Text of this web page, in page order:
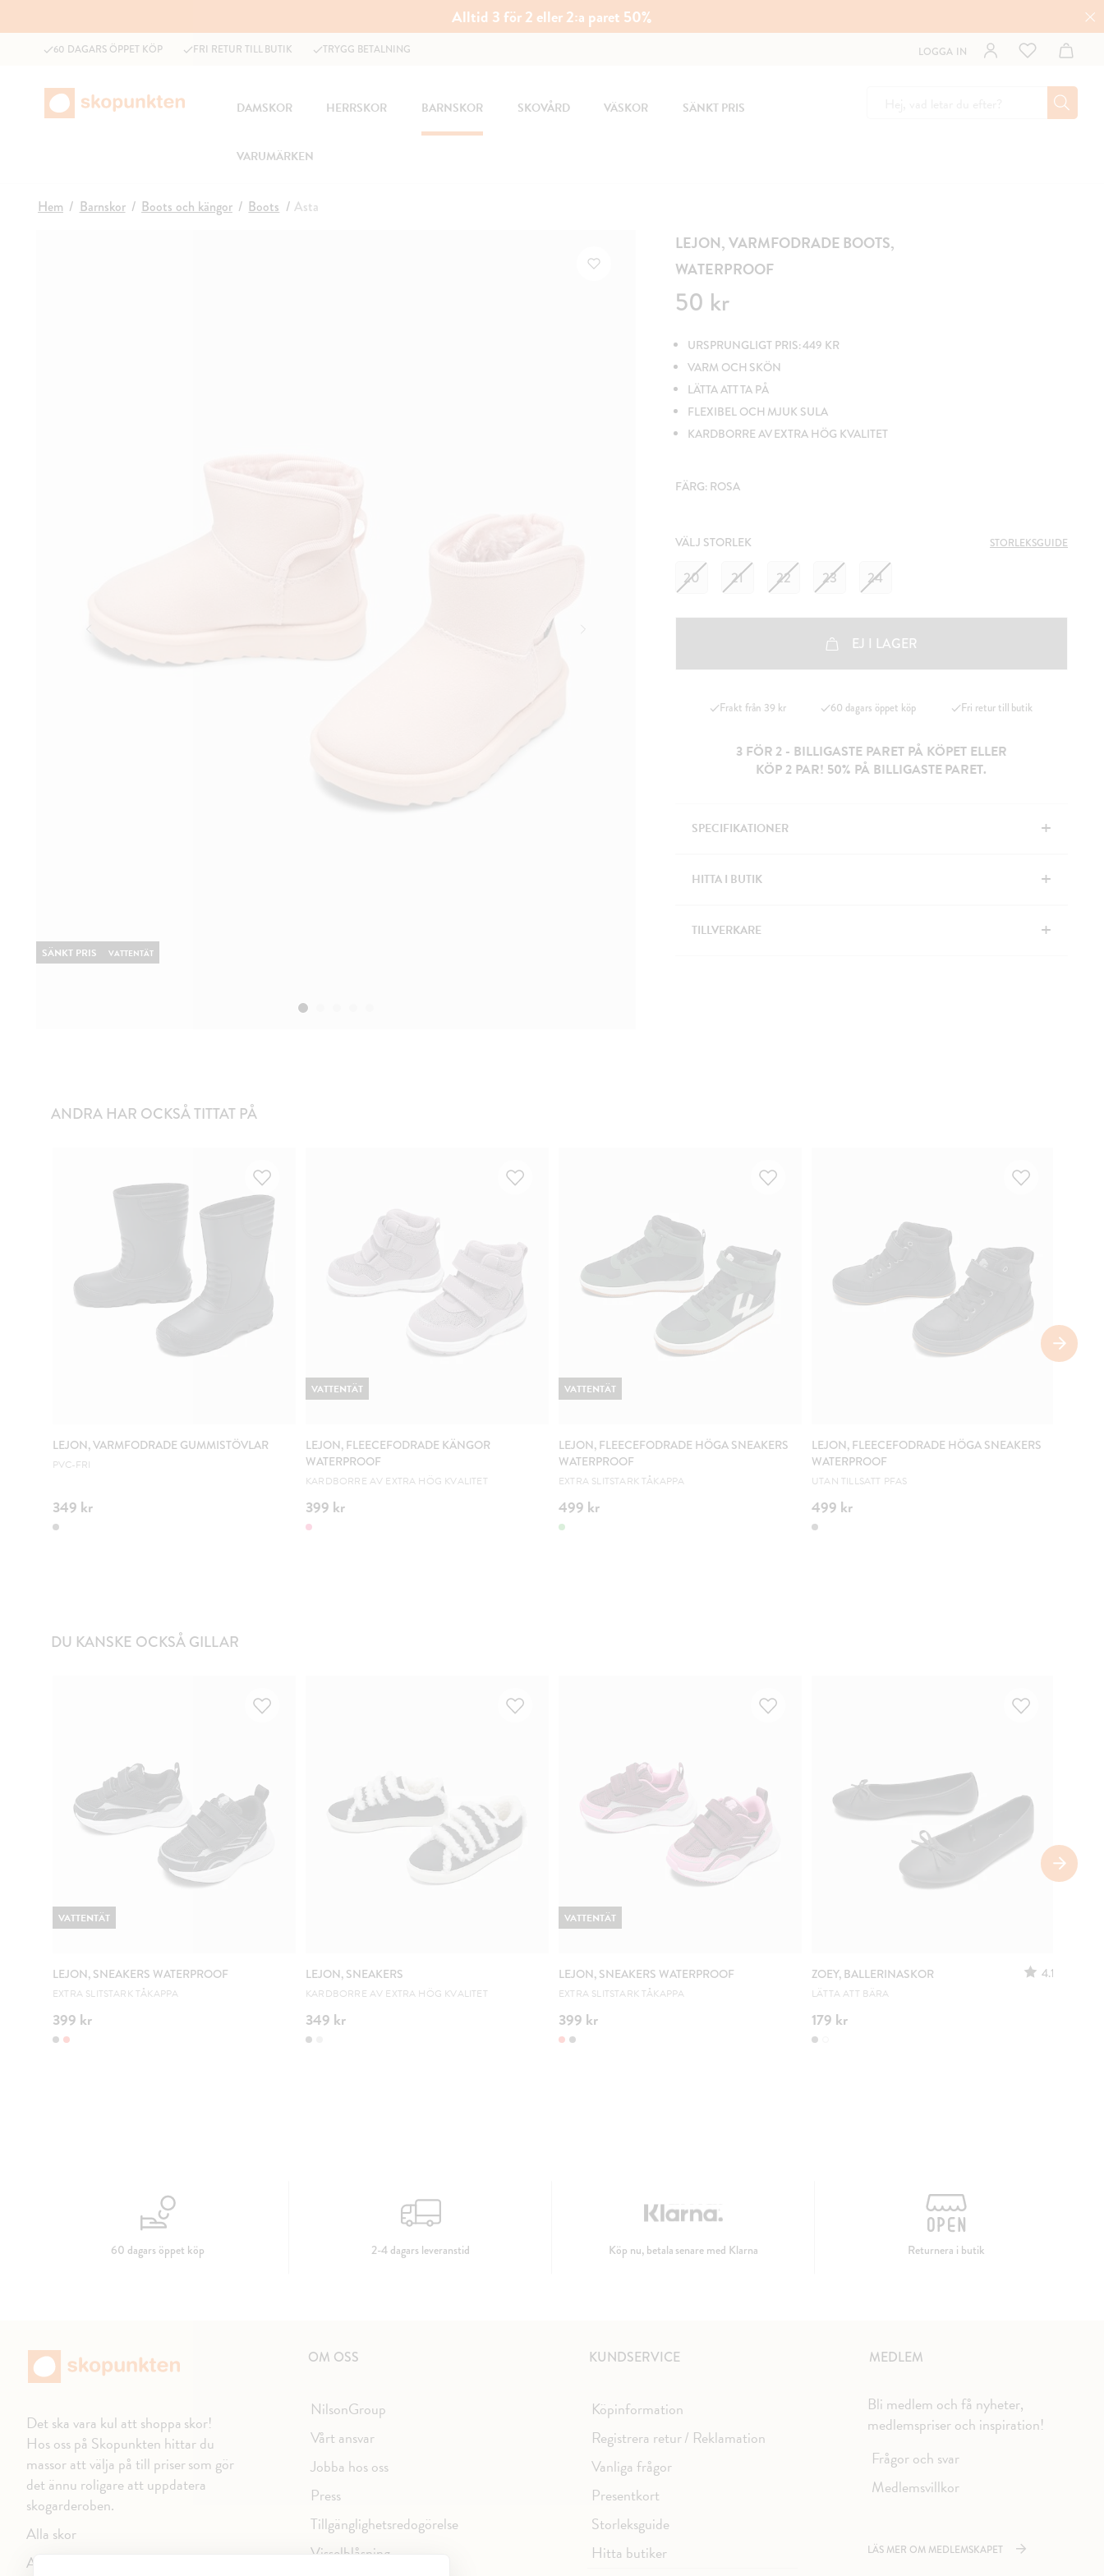
Alltid 3 för 2 eller 2:a paret 50%
60 DAGARS ÖPPET KÖP FRI RETUR TILL BUTIK TRYGG BETALNING LOGGA IN
DAMSKOR HERRSKOR BARNSKOR SKOVÅRD VÄSKOR SÄNKT PRIS
VARUMÄRKEN
Hem Barnskor Boots och kängor Boots Asta
SÄNKT PRIS VATTENTÄT
LEJON, VARMFODRADE BOOTS,
WATERPROOF
Pris:50 kr
50 kr
URSPRUNGLIGT PRIS: 449 KR
VARM OCH SKÖN
LÄTTA ATT TA PÅ
FLEXIBEL OCH MJUK SULA
KARDBORRE AV EXTRA HÖG KVALITET
FÄRG: ROSA
VÄLJ STORLEK STORLEKSGUIDE
20 21 22 23 24
EJ I LAGER
Frakt från 39 kr 60 dagars öppet köp Fri retur till butik
3 FÖR 2 - BILLIGASTE PARET PÅ KÖPET ELLER
KÖP 2 PAR! 50% PÅ BILLIGASTE PARET.
SPECIFIKATIONER +
HITTA I BUTIK +
TILLVERKARE +
ANDRA HAR OCKSÅ TITTAT PÅ
LEJON, VARMFODRADE GUMMISTÖVLAR
PVC-FRI
349 kr
LEJON, FLEECEFODRADE KÄNGOR
WATERPROOF
KARDBORRE AV EXTRA HÖG KVALITET
399 kr
VATTENTÄT
LEJON, FLEECEFODRADE HÖGA SNEAKERS
WATERPROOF
EXTRA SLITSTARK TÅKAPPA
499 kr
VATTENTÄT
LEJON, FLEECEFODRADE HÖGA SNEAKERS
WATERPROOF
UTAN TILLSATT PFAS
499 kr
DU KANSKE OCKSÅ GILLAR
LEJON, SNEAKERS WATERPROOF
EXTRA SLITSTARK TÅKAPPA
399 kr
VATTENTÄT
LEJON, SNEAKERS
KARDBORRE AV EXTRA HÖG KVALITET
349 kr
LEJON, SNEAKERS WATERPROOF
EXTRA SLITSTARK TÅKAPPA
399 kr
VATTENTÄT
ZOEY, BALLERINASKOR 4.1
LÄTTA ATT BÄRA
179 kr
60 dagars öppet köp 2-4 dagars leveranstid Köp nu, betala senare med Klarna Returnera i butik
Det ska vara kul att shoppa skor!
Hos oss på Skopunkten hittar du
massor att välja på till priser som gör
det ännu roligare att uppdatera
skogarderoben.
Alla skor
Alla varumärken
OM OSS
NilsonGroup
Vårt ansvar
Jobba hos oss
Press
Tillgänglighetsredogörelse
Visselblåsning
KUNDSERVICE
Köpinformation
Registrera retur / Reklamation
Vanliga frågor
Presentkort
Storleksguide
Hitta butiker
MEDLEM
Bli medlem och få nyheter,
medlemspriser och inspiration!
Frågor och svar
Medlemsvillkor
LÄS MER OM MEDLEMSKAPET